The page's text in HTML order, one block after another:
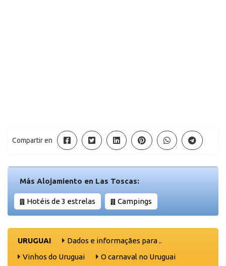
Compartir en
Más Alojamiento en Las Toscas:
Hotéis de 3 estrelas Campings
URUGUAI
Dados e informaçães para ..
Vinhos do Uruguai
O carnaval no Uruguai